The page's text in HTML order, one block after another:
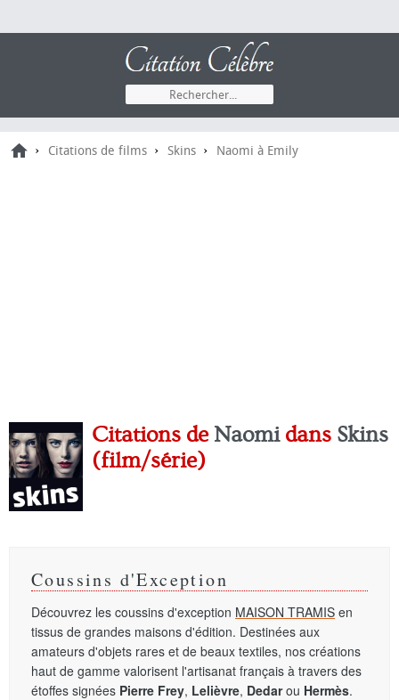
› Citations de films › Skins › Naomi à Emily
Citations de Naomidans Skins
(film/série)
Coussins d'Exception
Découvrez les coussins d'exception MAISON TRAMIS en
tissus de grandes maisons d'édition. Destinées aux
amateurs d'objets rares et de beaux textiles, nos créations
haut de gamme valorisent l'artisanat français à travers des
étoffes signées Pierre Frey, Lelièvre, Dedarou Hermès.